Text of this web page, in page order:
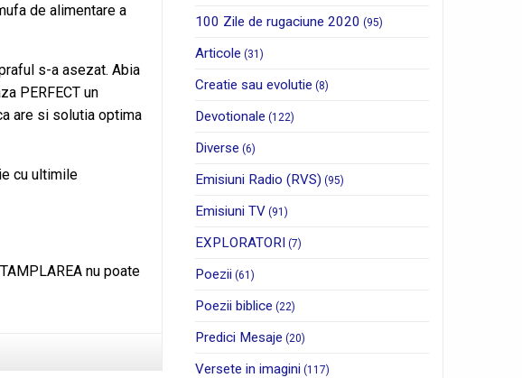
de alimentare a
s-a asezat. Abia
PERFECT un
are si solutia optima
cu ultimile
nu poate
100 Zile de rugaciune 2020 (95)
Articole (31)
Creatie sau evolutie (8)
Devotionale (122)
Diverse (6)
Emisiuni Radio (RVS) (95)
Emisiuni TV (91)
EXPLORATORI (7)
Poezii (61)
Poezii biblice (22)
Predici Mesaje (20)
Versete in imagini (117)